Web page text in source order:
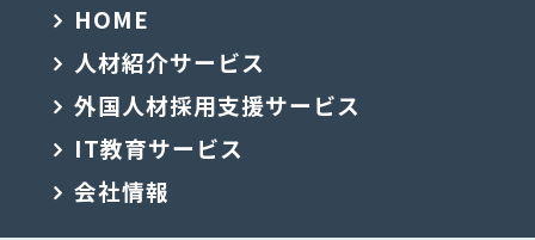
HOME
人材紹介サービス
外国人材採用支援サービス
IT教育サービス
会社情報